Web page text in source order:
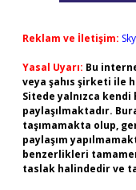
Reklam ve İletişim:
Yasal Uyarı: Bu
veya şahıs şirketi ile
Sitede yalnızca kendi
paylaşılmaktadır.
taşımamakta olup,
paylaşım
benzerlikleri
taslak halindedir ve